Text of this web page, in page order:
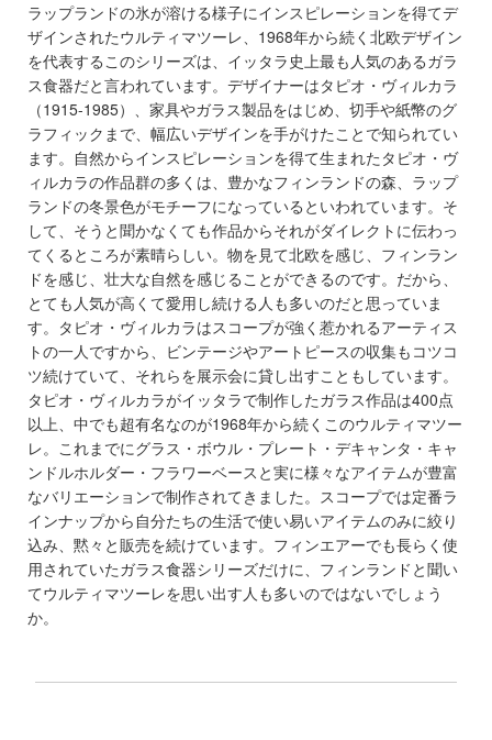
ラップランドの氷が溶ける様子にインスピレーションを得てデ
ザインされたウルティマツーレ、1968年から続く北欧デザイン
を代表するこのシリーズは、イッタラ史上最も人気のあるガラ
ス食器だと言われています。デザイナーはタピオ・ヴィルカラ
（1915-1985）、家具やガラス製品をはじめ、切手や紙幣のグ
ラフィックまで、幅広いデザインを手がけたことで知られてい
ます。自然からインスピレーションを得て生まれたタピオ・ヴ
ィルカラの作品群の多くは、豊かなフィンランドの森、ラップ
ランドの冬景色がモチーフになっているといわれています。そ
して、そうと聞かなくても作品からそれがダイレクトに伝わっ
てくるところが素晴らしい。物を見て北欧を感じ、フィンラン
ドを感じ、壮大な自然を感じることができるのです。だから、
とても人気が高くて愛用し続ける人も多いのだと思っていま
す。タピオ・ヴィルカラはスコープが強く惹かれるアーティス
トの一人ですから、ビンテージやアートピースの収集もコツコ
ツ続けていて、それらを展示会に貸し出すこともしています。
タピオ・ヴィルカラがイッタラで制作したガラス作品は400点
以上、中でも超有名なのが1968年から続くこのウルティマツー
レ。これまでにグラス・ボウル・プレート・デキャンタ・キャ
ンドルホルダー・フラワーベースと実に様々なアイテムが豊富
なバリエーションで制作されてきました。スコープでは定番ラ
インナップから自分たちの生活で使い易いアイテムのみに絞り
込み、黙々と販売を続けています。フィンエアーでも長らく使
用されていたガラス食器シリーズだけに、フィンランドと聞い
てウルティマツーレを思い出す人も多いのではないでしょう
か。